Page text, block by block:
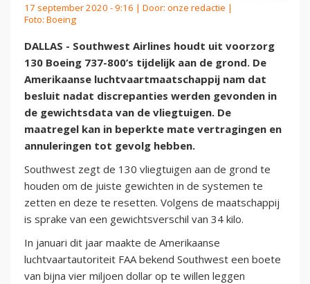
17 september 2020 - 9:16 | Door: onze redactie |
Foto: Boeing
DALLAS - Southwest Airlines houdt uit voorzorg
130 Boeing 737-800’s tijdelijk aan de grond. De
Amerikaanse luchtvaartmaatschappij nam dat
besluit nadat discrepanties werden gevonden in
de gewichtsdata van de vliegtuigen. De
maatregel kan in beperkte mate vertragingen en
annuleringen tot gevolg hebben.
Southwest zegt de 130 vliegtuigen aan de grond te
houden om de juiste gewichten in de systemen te
zetten en deze te resetten. Volgens de maatschappij
is sprake van een gewichtsverschil van 34 kilo.
In januari dit jaar maakte de Amerikaanse
luchtvaartautoriteit FAA bekend Southwest een boete
van bijna vier miljoen dollar op te willen leggen